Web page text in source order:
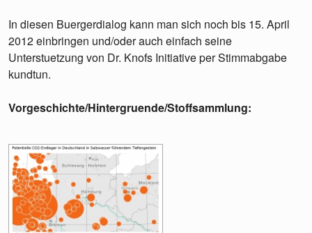
In diesen Buergerdialog kann man sich noch bis 15. April
2012 einbringen und/oder auch einfach seine
Unterstuetzung von Dr. Knofs Initiative per Stimmabgabe
kundtun.
Vorgeschichte/Hintergruende/Stoffsammlung: